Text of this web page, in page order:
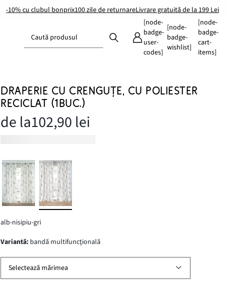
-10% cu clubul bonprix100 zile de returnareLivrare gratuită de la 199 Lei
Caută produsul
[node-
badge-
user-
codes]
[node-
badge-
wishlist]
[node-
badge-
cart-
items]
DRAPERIE CU CRENGUȚE, CU POLIESTER
RECICLAT (1BUC.)
de la102,90 lei
alb-nisipiu-gri
variantă: bandă multifuncţională
Selectează mărimea